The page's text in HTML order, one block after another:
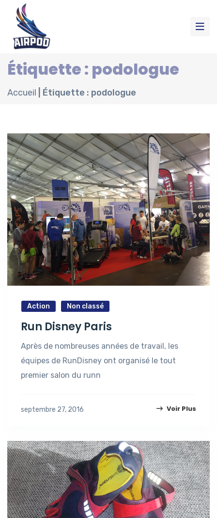
Étiquette : podologue
Accueil Étiquette : podologue
Action Non classé
Run Disney Paris
Après de nombreuses années de travail, les
équipes de RunDisney ont organisé le tout
premier salon du runn
septembre 27, 2016 Voir Plus